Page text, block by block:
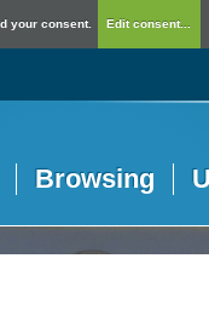
your consent. Edit consent...
Browsing